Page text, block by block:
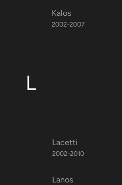
Kalos
2002-2007
L
Lacetti
2002-2010
Lanos